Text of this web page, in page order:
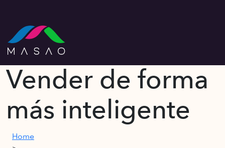
Vender de forma
más inteligente
Home